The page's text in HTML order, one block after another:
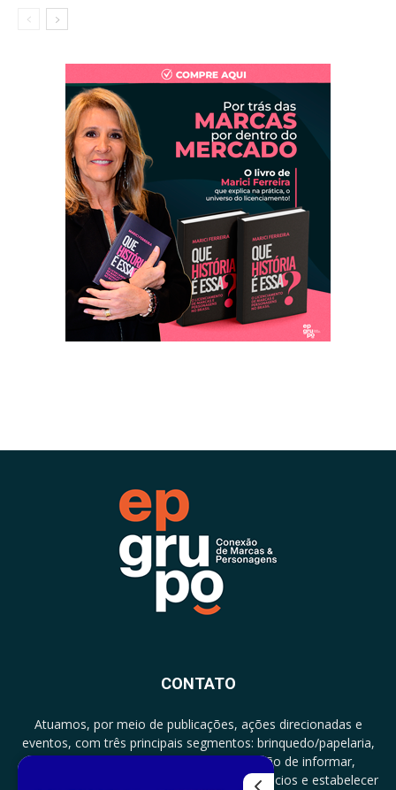
CONTATO
Atuamos, por meio de publicações, ações direcionadas e
eventos, com três principais segmentos: brinquedo/papelaria,
licenciamento e zero a três com a missão de informar,
documentar, proporcionar encontro de negócios e estabelecer